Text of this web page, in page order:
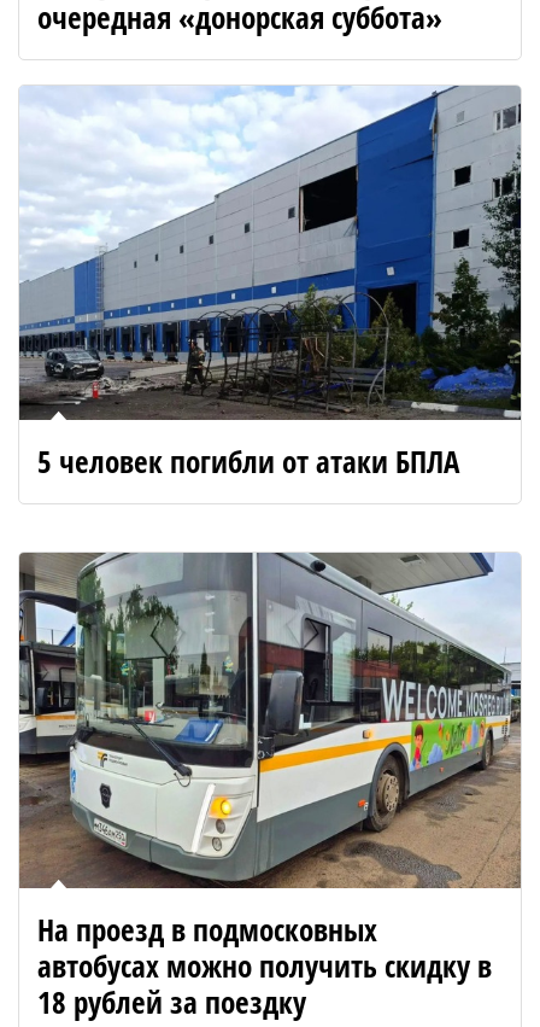
очередная «донорская суббота»
5 человек погибли от атаки БПЛА
На проезд в подмосковных
автобусах можно получить скидку в
18 рублей за поездку